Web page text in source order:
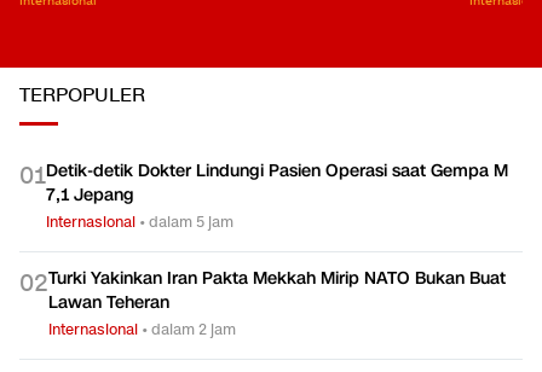
TERPOPULER
01Detik-detik Dokter Lindungi Pasien Operasi saat Gempa M
7,1 Jepang
Internasional •dalam 5 jam
02Turki Yakinkan Iran Pakta Mekkah Mirip NATO Bukan Buat
Lawan Teheran
Internasional •dalam 2 jam